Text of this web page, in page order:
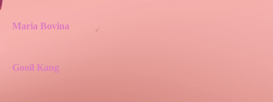
Maria Bovina
Gooil Kang